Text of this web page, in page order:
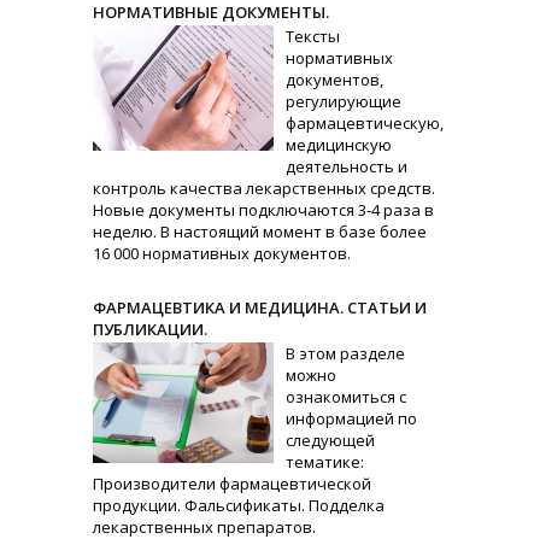
НОРМАТИВНЫЕ ДОКУМЕНТЫ.
Тексты
нормативных
документов,
регулирующие
фармацевтическую,
медицинскую
деятельность и
контроль качества лекарственных средств.
Новые документы подключаются 3-4 раза в
неделю. В настоящий момент в базе более
16 000 нормативных документов.
ФАРМАЦЕВТИКА И МЕДИЦИНА. СТАТЬИ И
ПУБЛИКАЦИИ.
В этом разделе
можно
ознакомиться с
информацией по
следующей
тематике:
Производители фармацевтической
продукции. Фальсификаты. Подделка
лекарственных препаратов.